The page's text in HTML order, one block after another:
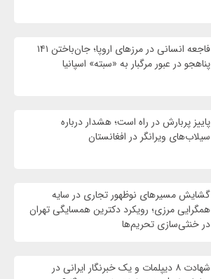
فاجعه انسانی در مرزهای اروپا؛ جان‌باختن ۱۴۱
پناهجو در عبور مرگبار به «سبته» اسپانیا
پاییز پربارش در راه است؛ هشدار درباره
سیلاب‌های ویرانگر در افغانستان
گشایش مسیرهای نوظهور تجاری در سایه
همگرایی مرزی؛ رویکرد دکترین همسایگی تهران
در خنثی‌سازی تحریم‌ها
شهادت ۸ دیپلمات و یک خبرنگار ایرانی در